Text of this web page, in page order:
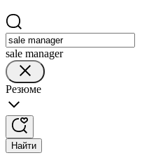
sale manager
Резюме
Найти